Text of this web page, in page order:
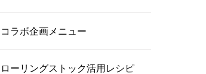
コラボ企画メニュー
ローリングストック活用レシピ